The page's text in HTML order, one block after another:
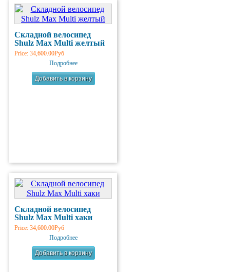
Складной велосипед
Shulz Max Multi желтый
Price: 34,600.00Руб
Подробнее
Складной велосипед
Shulz Max Multi хаки
Price: 34,600.00Руб
Подробнее